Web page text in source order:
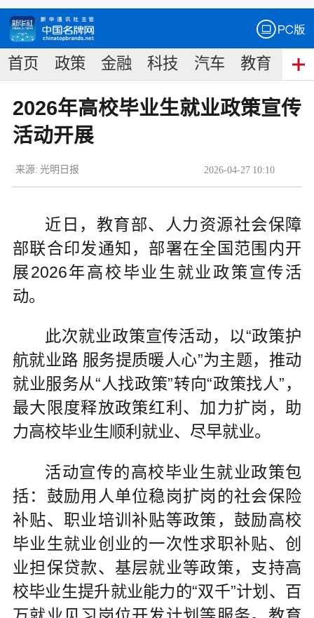
首页 政策 金融 科技 汽车 教育 食
2026年高校毕业生就业政策宣传
活动开展
2026-04-27 10:10
来源: 光明日报
近日，教育部、人力资源社会保障
部联合印发通知，部署在全国范围内开
展2026年高校毕业生就业政策宣传活
动。
此次就业政策宣传活动，以“政策护
航就业路 服务提质暖人心”为主题，推动
就业服务从“人找政策”转向“政策找人”，
最大限度释放政策红利、加力扩岗，助
力高校毕业生顺利就业、尽早就业。
活动宣传的高校毕业生就业政策包
括：鼓励用人单位稳岗扩岗的社会保险
补贴、职业培训补贴等政策，鼓励高校
毕业生就业创业的一次性求职补贴、创
业担保贷款、基层就业等政策，支持高
校毕业生提升就业能力的“双千”计划、百